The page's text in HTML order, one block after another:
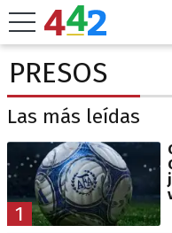
PRESOS
Las más leídas
1